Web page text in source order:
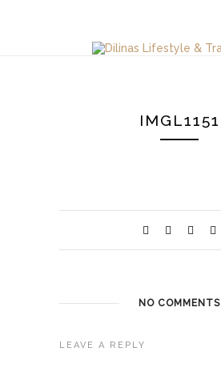
IMGL1151
NO COMMENTS
LEAVE A REPLY